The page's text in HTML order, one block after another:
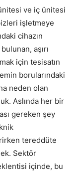
ve iç ünitesi
işletmeye
cihazın
aşırı
için tesisatın
borularındaki
neden olan
Aslında her bir
gereken şey
tereddüte
Sektör
içinde, bu